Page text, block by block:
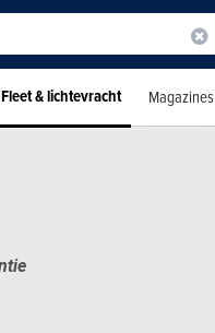
Fleet & lichtevracht Magazines